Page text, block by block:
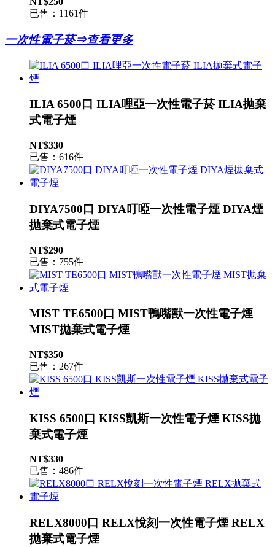
已售：1161件
一次性電子菸⇒查看更多
ILIA 6500口 ILIA哩亞一次性電子菸 ILIA拋棄
式電子煙
NT$330
已售：616件
DIYA7500口 DIYA叮啞一次性電子煙 DIYA煙
拋棄式電子煙
NT$290
已售：755件
MIST TE6500口 MIST鴨嘴獸一次性電子煙
MIST拋棄式電子煙
NT$350
已售：267件
KISS 6500口 KISS凱斯一次性電子煙 KISS拋
棄式電子煙
NT$330
已售：486件
RELX8000口 RELX悅刻一次性電子煙 RELX
拋棄式電子煙